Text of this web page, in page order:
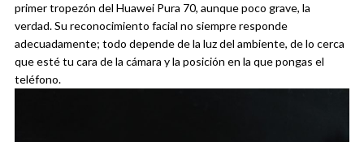
primer tropezón del Huawei Pura 70, aunque poco grave, la
verdad. Su reconocimiento facial no siempre responde
adecuadamente; todo depende de la luz del ambiente, de lo cerca
que esté tu cara de la cámara y la posición en la que pongas el
teléfono.